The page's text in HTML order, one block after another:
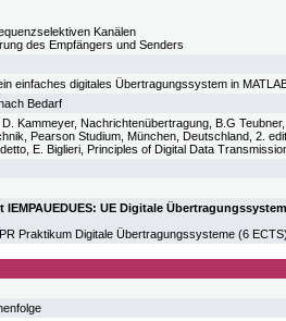
Kanälen
des Empfängers und Senders
einfaches digitales Übertragungssystem in
Bedarf
Kammeyer, Nachrichtenübertragung, B.G
Pearson Studium, München, Deutschland, 2.
E. Biglieri, Principles of Digital Data
UE Digitale
Praktikum Digitale Übertragungssysteme (6 ECTS)